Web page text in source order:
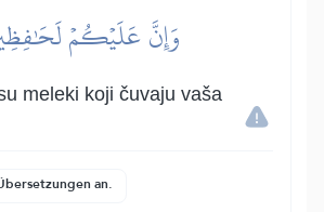
وَإِنَّ عَلَيۡكُمۡ
meleki koji čuvaju vaša
an.